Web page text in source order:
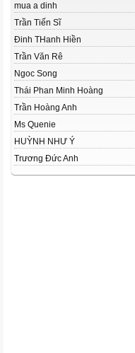
mua a dinh
Trần Tiến Sĩ
Đinh THanh Hiền
Trần Văn Rê
Ngoc Song
Thái Phan Minh Hoàng
Trần Hoàng Anh
Ms Quenie
HUỲNH NHƯ Ý
Trương Đức Anh